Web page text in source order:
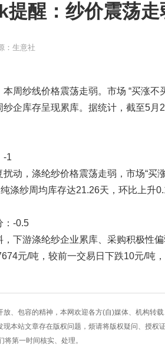
提醒：纱价震荡
：生意社
周纱线价格震荡走弱。市场 “买涨
纱企库存呈现累库。据统计，截至5
-1
动，涤纶纱价格震荡走弱，市场“买
涤纱周均库存达21.26天，环比上升
：-0.5
，下游涤纶纱企业累库、采购积极性
元/吨，较前一交易日下跌10元/吨
放、包容的精神，本网欢迎各方(自)媒体、机构转
现本站文章存在版权问题，烦请将版权疑问、授权
将第一时间核实、处理。